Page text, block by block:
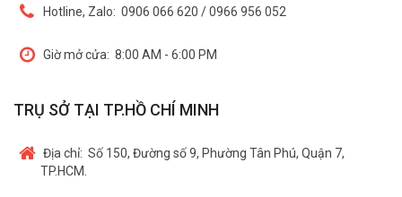
Hotline, Zalo: 0906 066 620 / 0966 956 052
Giờ mở cửa: 8:00 AM - 6:00 PM
TRỤ SỞ TẠI TP.HỒ CHÍ MINH
Địa chỉ: Số 150, Đường số 9, Phường Tân Phú, Quận 7,
TP.HCM.